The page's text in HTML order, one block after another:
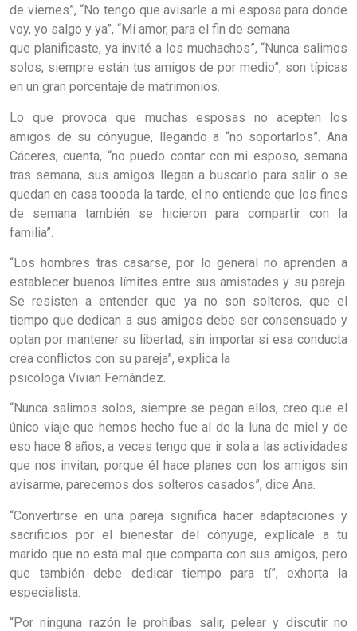
de viernes”, “No tengo que avisarle a mi esposa para donde
voy, yo salgo y ya”, “Mi amor, para el fin de semana
que planificaste, ya invité a los muchachos”, “Nunca salimos
solos, siempre están tus amigos de por medio”, son típicas
en un gran porcentaje de matrimonios.
Lo que provoca que muchas esposas no acepten los
amigos de su cónyugue, llegando a “no soportarlos”. Ana
Cáceres, cuenta, “no puedo contar con mi esposo, semana
tras semana, sus amigos llegan a buscarlo para salir o se
quedan en casa toooda la tarde, el no entiende que los fines
de semana también se hicieron para compartir con la
familia”.
“Los hombres tras casarse, por lo general no aprenden a
establecer buenos límites entre sus amistades y su pareja.
Se resisten a entender que ya no son solteros, que el
tiempo que dedican a sus amigos debe ser consensuado y
optan por mantener su libertad, sin importar si esa conducta
crea conflictos con su pareja”, explica la
psicóloga Vivian Fernández.
“Nunca salimos solos, siempre se pegan ellos, creo que el
único viaje que hemos hecho fue al de la luna de miel y de
eso hace 8 años, a veces tengo que ir sola a las actividades
que nos invitan, porque él hace planes con los amigos sin
avisarme, parecemos dos solteros casados”, dice Ana.
“Convertirse en una pareja significa hacer adaptaciones y
sacrificios por el bienestar del cónyuge, explícale a tu
marido que no está mal que comparta con sus amigos, pero
que también debe dedicar tiempo para tí”, exhorta la
especialista.
“Por ninguna razón le prohíbas salir, pelear y discutir no